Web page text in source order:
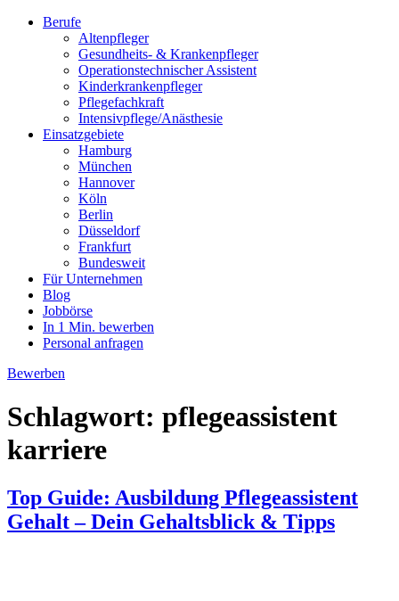
Berufe
Altenpfleger
Gesundheits- & Krankenpfleger
Operationstechnischer Assistent
Kinderkrankenpfleger
Pflegefachkraft
Intensivpflege/Anästhesie
Einsatzgebiete
Hamburg
München
Hannover
Köln
Berlin
Düsseldorf
Frankfurt
Bundesweit
Für Unternehmen
Blog
Jobbörse
In 1 Min. bewerben
Personal anfragen
Bewerben
Schlagwort: pflegeassistent
karriere
Top Guide: Ausbildung Pflegeassistent
Gehalt – Dein Gehaltsblick & Tipps